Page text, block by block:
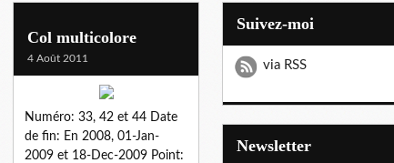
Col multicolore
4 Août 2011
Numéro: 33, 42 et 44 Date
de fin: En 2008, 01-Jan-
2009 et 18-Dec-2009 Point:
Suivez-moi
via RSS
Newsletter